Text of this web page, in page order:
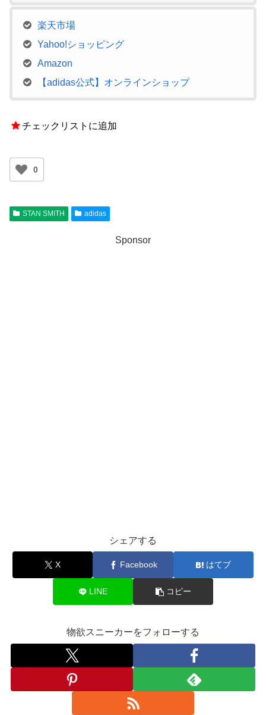
楽天市場
Yahoo!ショッピング
Amazon
【adidas公式】オンラインショップ
チェックリストに追加
0
STAN SMITH adidas
Sponsor
シェアする
X Facebook はてブ
LINE コピー
物欲スニーカーをフォローする